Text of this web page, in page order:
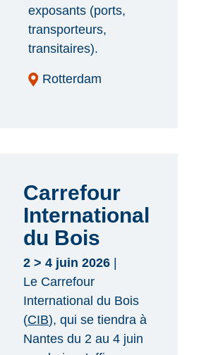
exposants (ports,
transporteurs,
transitaires).
Rotterdam
Carrefour
International
du Bois
2 > 4 juin 2026
Le Carrefour
International du Bois
(CIB), qui se tiendra à
Nantes du 2 au 4 juin